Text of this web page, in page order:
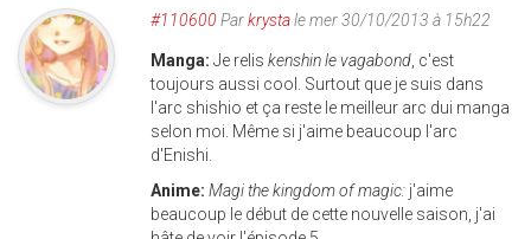
#110600 Parkrystale mer 30/10/2013 à 15h22
Manga: Je relis kenshin le vagabond , c'est
toujours aussi cool. Surtout que je suis dans
l'arc shishio et ça reste le meilleur arc dui manga
selon moi. Même si j'aime beaucoup l'arc
d'Enishi.
Anime: Magi the kingdom of magic: j'aime
beaucoup le début de cette nouvelle saison, j'ai